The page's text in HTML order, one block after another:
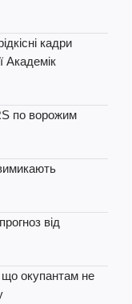
кадри
Академік
по ворожим
від
що окупантам не